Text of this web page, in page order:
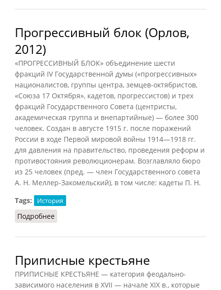
Прогрессивный блок (Орлов,
2012)
«ПРОГРЕССИВНЫЙ БЛОК» объединение шести
фракций IV Государственной думы («прогрессивных»
националистов, группы центра, земцев-октябристов,
«Союза 17 Октября», кадетов, прогрессистов) и трех
фракций Государственного Совета (центристы,
академическая группа и внепартийные) — более 300
человек. Создан в августе 1915 г. после поражений
России в ходе Первой мировой войны 1914—1918 гг.
для давления на правительство, проведения реформ и
противостояния революционерам. Возглавляло бюро
из 25 человек (пред. — член Государственного совета
A. Н. Меллер-Закомельский), в том числе: кадеты П. Н.
Tags:
История
Подробнее
Приписные крестьяне
ПРИПИСНЫЕ КРЕСТЬЯНЕ — категория феодально-
зависимого населения в XVII — начале XIX в., которые